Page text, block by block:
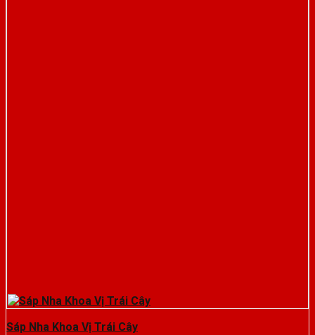
Sáp Nha Khoa Vị Trái Cây